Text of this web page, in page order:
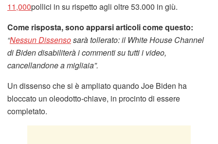
11,000pollici in su rispetto agli oltre 53.000 in giù.
Come risposta, sono apparsi articoli come questo:
“Nessun Dissensosarà tollerato: il White House Channel
di Biden disabiliterà i commenti su tutti i video,
cancellandone a migliaia”.
Un dissenso che si è ampliato quando Joe Biden ha
bloccato un oleodotto-chiave, in procinto di essere
completato.